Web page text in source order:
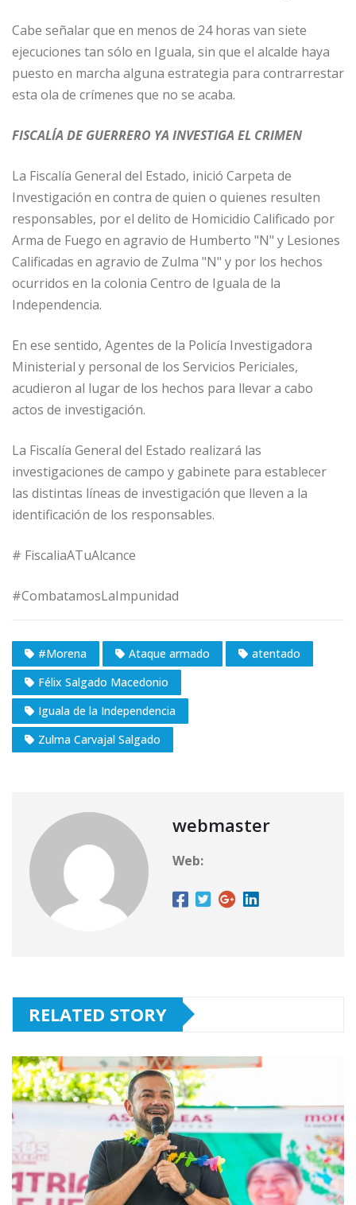
Cabe señalar que en menos de 24 horas van siete
ejecuciones tan sólo en Iguala, sin que el alcalde haya
puesto en marcha alguna estrategia para contrarrestar
esta ola de crímenes que no se acaba.
FISCALÍA DE GUERRERO YA INVESTIGA EL CRIMEN
La Fiscalía General del Estado, inició Carpeta de
Investigación en contra de quien o quienes resulten
responsables, por el delito de Homicidio Calificado por
Arma de Fuego en agravio de Humberto "N" y Lesiones
Calificadas en agravio de Zulma "N" y por los hechos
ocurridos en la colonia Centro de Iguala de la
Independencia.
En ese sentido, Agentes de la Policía Investigadora
Ministerial y personal de los Servicios Periciales,
acudieron al lugar de los hechos para llevar a cabo
actos de investigación.
La Fiscalía General del Estado realizará las
investigaciones de campo y gabinete para establecer
las distintas líneas de investigación que lleven a la
identificación de los responsables.
# FiscaliaATuAlcance
#CombatamosLaImpunidad
#Morena Ataque armado
atentado
Félix Salgado Macedonio
Iguala de la Independencia
Zulma Carvajal Salgado
webmaster
Web:
RELATED STORY